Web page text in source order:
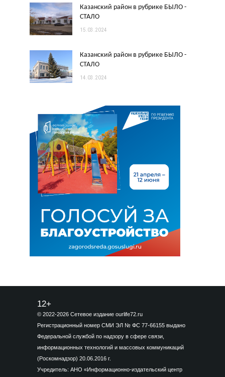
Казанский район в рубрике БЫЛО -
СТАЛО
15.03.2024
Казанский район в рубрике БЫЛО -
СТАЛО
14.03.2024
12+
© 2022-2026 Сетевое издание ourlife72.ru
Регистрационный номер СМИ ЭЛ № ФС 77-66155 выдано
Федеральной службой по надзору в сфере связи,
информационных технологий и массовых коммуникаций
(Роскомнадзор) 20.06.2016 г.
Учредитель: АНО «Информационно-издательский центр